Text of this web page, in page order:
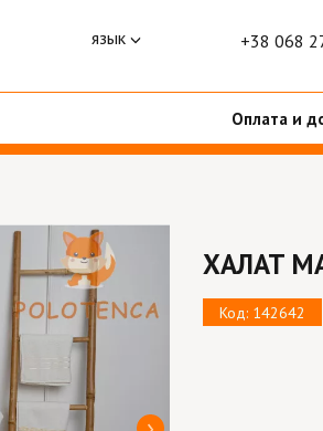
язык +38 068
Оплата и
ХАЛАТ
Код: 142642